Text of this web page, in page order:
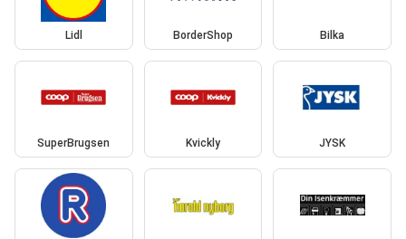
Lidl BorderShop Bilka
SuperBrugsen Kvickly JYSK